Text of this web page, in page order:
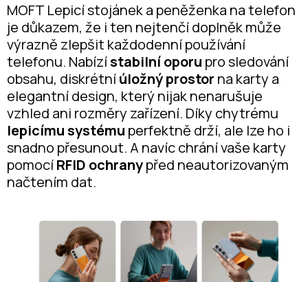
MOFT Lepicí stojánek a peněženka na telefon
je důkazem, že i ten nejtenčí doplněk může
výrazně zlepšit každodenní používání
telefonu. Nabízístabilní oporu pro sledování
obsahu, diskrétníúložný prostor na karty a
elegantní design, který nijak nenarušuje
vzhled ani rozměry zařízení. Díky chytrému
lepicímu systému perfektně drží, ale lze ho i
snadno přesunout. A navíc chrání vaše karty
pomocíRFID ochranypřed neautorizovaným
načtením dat.